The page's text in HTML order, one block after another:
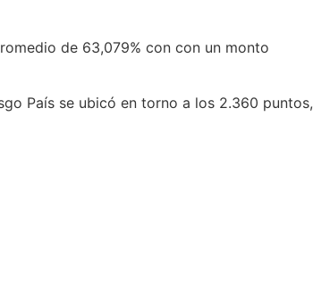
de 63,079% con con un monto
País se ubicó en torno a los 2.360 puntos,